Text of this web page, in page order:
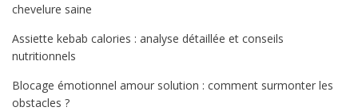
chevelure saine
Assiette kebab calories : analyse détaillée et conseils
nutritionnels
Blocage émotionnel amour solution : comment surmonter les
obstacles ?